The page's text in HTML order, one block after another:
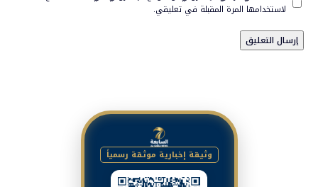
لاستخدامها المرة المقبلة في تعليقي.
وثيقة إخبارية موثقة رسمياً